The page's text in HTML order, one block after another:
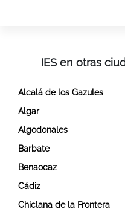
IES en otras
Alcalá de los Gazules
Algar
Algodonales
Barbate
Benaocaz
Cádiz
Chiclana de la Frontera